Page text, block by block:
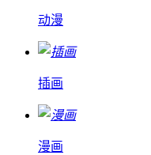
动漫
插画
漫画